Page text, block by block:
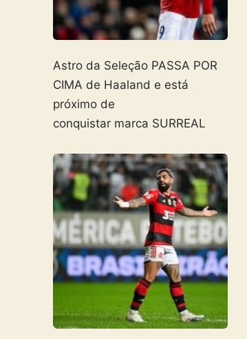
Astro da Seleção PASSA POR
CIMA de Haaland e está
próximo de
conquistar marca SURREAL